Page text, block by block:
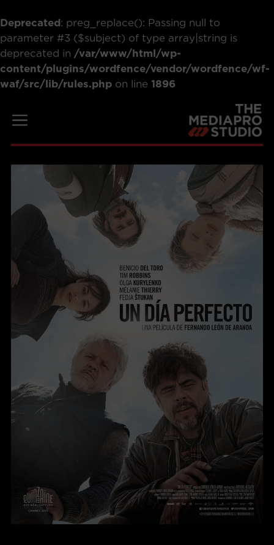
Deprecated: preg_replace(): Passing null to
parameter #3 ($subject) of type array|string is
deprecated in /var/www/html/wp-
content/plugins/wordfence/vendor/wordfence/wf-
waf/src/lib/rules.php on line 1896
contenido
Menú